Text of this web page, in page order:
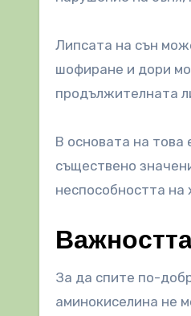
Липсата на сън
шофиране и дори
продължителната
В основата на това
съществено
неспособността на
За да спите по-
аминокиселина не